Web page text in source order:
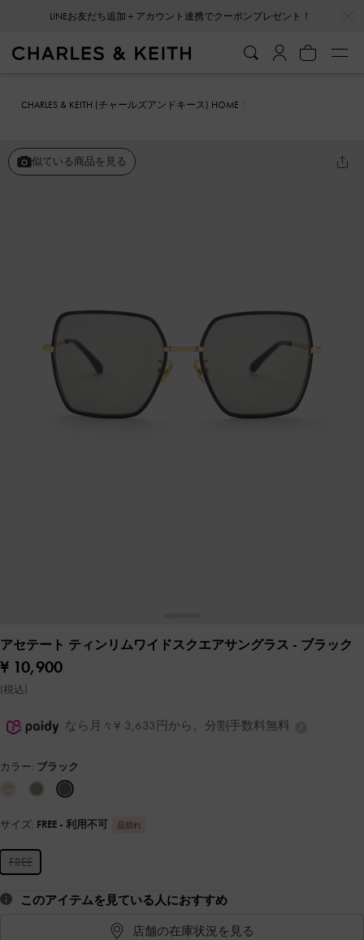
LINEお友だち追加＋アカウント連携でクーポンプレゼント！
CHARLES & KEITH (チャールズアンドキース) HOME
似ている商品を見る
アセテート ティンリムワイドスクエアサングラス - ブラック
¥ 10,900
(税込)
なら月々¥ 3,633円から。分割手数料無料
カラー: ブラック
サイズ: FREE - 利用不可 品切れ
FREE
このアイテムを見ている人におすすめ
店舗の在庫状況を見る